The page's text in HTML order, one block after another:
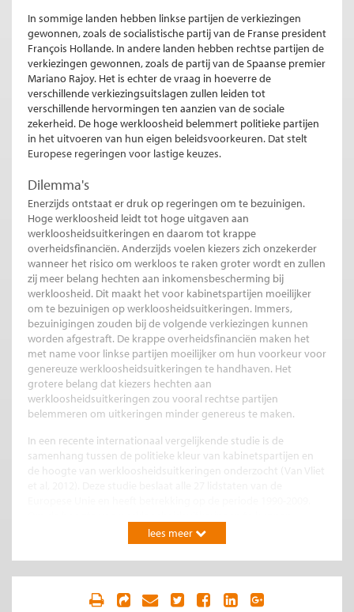
In sommige landen hebben linkse partijen de verkiezingen
gewonnen, zoals de socialistische partij van de Franse president
François Hollande. In andere landen hebben rechtse partijen de
verkiezingen gewonnen, zoals de partij van de Spaanse premier
Mariano Rajoy. Het is echter de vraag in hoeverre de
verschillende verkiezingsuitslagen zullen leiden tot
verschillende hervormingen ten aanzien van de sociale
zekerheid. De hoge werkloosheid belemmert politieke partijen
in het uitvoeren van hun eigen beleidsvoorkeuren. Dat stelt
Europese regeringen voor lastige keuzes.
Dilemma's
Enerzijds ontstaat er druk op regeringen om te bezuinigen.
Hoge werkloosheid leidt tot hoge uitgaven aan
werkloosheidsuitkeringen en daarom tot krappe
overheidsfinanciën. Anderzijds voelen kiezers zich onzekerder
wanneer het risico om werkloos te raken groter wordt en zullen
zij meer belang hechten aan inkomensbescherming bij
werkloosheid. Dit maakt het voor kabinetspartijen moeilijker
om te bezuinigen op werkloosheidsuitkeringen. Immers,
bezuinigingen zouden bij de volgende verkiezingen kunnen
worden afgestraft. De krappe overheidsfinanciën maken het
met name voor linkse partijen moeilijker om hun voorkeur voor
genereuze werkloosheidsuitkeringen te handhaven. Het
grotere belang dat kiezers hechten aan
werkloosheidsuitkeringen zou vooral rechtse partijen
belemmeren om uitkeringen minder genereus te maken.
In een recente internationaal vergelijkende studie is de
samenhang tussen de politieke kleur van kabinetspartijen en
de hoogte van werkloosheidsuitkeringen onderzocht (Van Vliet
vergelijken tussen landen en door de tijd is gebruikt gemaakt
van de netto vervangingsratio: de verhouding tussen het netto
inkomen uit een werkloosheidsuitkering en het netto inkomen
uit werk. Daarbij is gekeken naar de hoogte van de uitkering in
de beginfase van werkloosheid. Andere kenmerken, zoals de
duur van de uitkering, zijn niet in de analyse meegenomen.
lees meer